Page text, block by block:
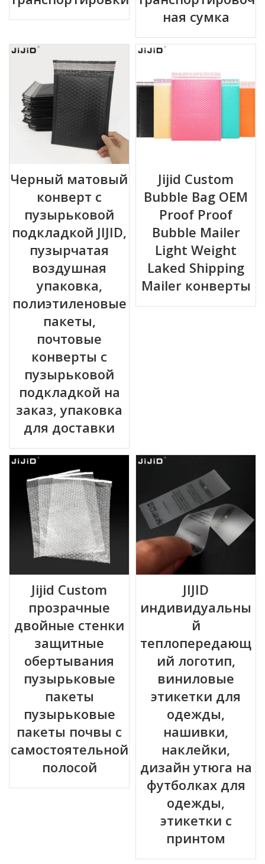
ная сумка
Черный матовый
конверт с
пузырьковой
подкладкой JIJID,
пузырчатая
воздушная
упаковка,
полиэтиленовые
пакеты,
почтовые
конверты с
пузырьковой
подкладкой на
заказ, упаковка
для доставки
Jijid Custom
Bubble Bag OEM
Proof Proof
Bubble Mailer
Light Weight
Laked Shipping
Mailer конверты
Jijid Custom
прозрачные
двойные стенки
защитные
обертывания
пузырьковые
пакеты
пузырьковые
пакеты почвы с
самостоятельной
полосой
JIJID
индивидуальны
й
теплопередающ
ий логотип,
виниловые
этикетки для
одежды,
нашивки,
наклейки,
дизайн утюга на
футболках для
одежды,
этикетки с
принтом